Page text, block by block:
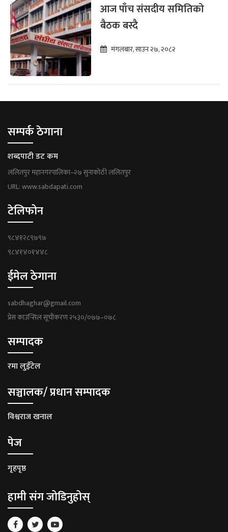
आज पाँच संसदीय समितिको
बैठक बस्दै
मंगलबार, साउन २७, २०८२
सम्पर्क ठेगाना
शब्दपाटी डट कम
ललितपुर महानगरपालिका–२७ सुनाकोठी ललितपुर
URL: www.sabdapati.com
टेलिफोन
९८४१२८९७९७
९८४१४०१४४८
ईमेल ठेगाना
sabdhaghar@gmail.com
प्रेस काउन्सिल सूचीकरण २५३०/०७७–०७८
सम्पादक
रमा लुइँटेल
सञ्चालक/ प्रधान सम्पादक
विश्वराज खनाल
पेज
गृहपृष्ठ
हामी संग जोडिनुहोस्